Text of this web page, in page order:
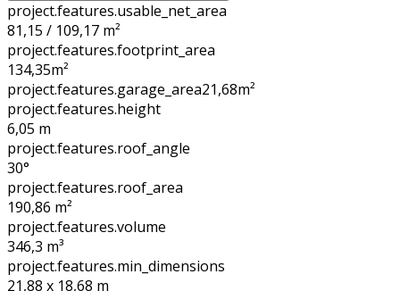
project.features.usable_net_area
81,15 / 109,17 m²
project.features.footprint_area
134,35m²
project.features.garage_area21,68m²
project.features.height
6,05 m
project.features.roof_angle
30°
project.features.roof_area
190,86 m²
project.features.volume
346,3 m³
project.features.min_dimensions
21,88 x 18,68 m